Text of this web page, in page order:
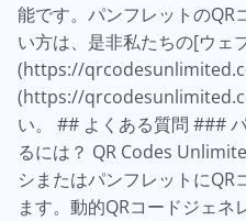
能です。パンフレットのQR
い方は、是非私たちの[ウェ
(https://
(https://
い。 ## よくある質問 ###
るには？ QR Codes
シまたはパンフレットにQR
ます。動的QRコードジェ